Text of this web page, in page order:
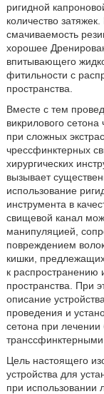
ригидной
количество
смачиваемость
хорошее
впитывающего
фитильности с
пространства.
Вместе с тем
викрилового
при сложных
чрессфинктерных
хирургических
вызывает
использование
инструмента в
свищевой канал
манипуляцией,
повреждением
кишки,
к распространению
пространства. При
описание
проведения и
сетона при
Цель настоящего
устройства для
при использовании